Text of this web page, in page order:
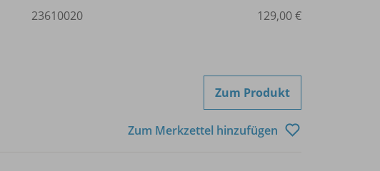
23610020 129,00 €
Zum Produkt
Zum Merkzettel hinzufügen